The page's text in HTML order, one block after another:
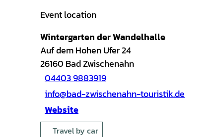
Event location
Wintergarten der Wandelhalle
Auf dem Hohen Ufer 24
26160 Bad Zwischenahn
04403 9883919
info@bad-zwischenahn-touristik.de
Website
Travel by car